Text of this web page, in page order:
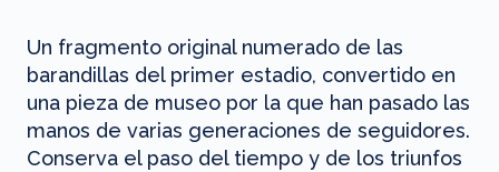
Un fragmento original numerado de las
barandillas del primer estadio, convertido en
una pieza de museo por la que han pasado las
manos de varias generaciones de seguidores.
Conserva el paso del tiempo y de los triunfos